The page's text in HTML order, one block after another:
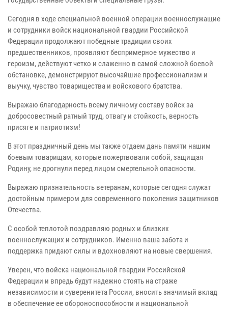
Сегодня в ходе специальной военной операции военнослужащие
и сотрудники войск национальной гвардии Российской
Федерации продолжают победные традиции своих
предшественников, проявляют беспримерное мужество и
героизм, действуют четко и слаженно в самой сложной боевой
обстановке, демонстрируют высочайшие профессионализм и
выучку, чувство товарищества и войскового братства.
Выражаю благодарность всему личному составу войск за
добросовестный ратный труд, отвагу и стойкость, верность
присяге и патриотизм!
В этот праздничный день мы также отдаем дань памяти нашим
боевым товарищам, которые пожертвовали собой, защищая
Родину, не дрогнули перед лицом смертельной опасности.
Выражаю признательность ветеранам, которые сегодня служат
достойным примером для современного поколения защитников
Отечества.
С особой теплотой поздравляю родных и близких
военнослужащих и сотрудников. Именно ваша забота и
поддержка придают силы и вдохновляют на новые свершения.
Уверен, что войска национальной гвардии Российской
Федерации и впредь будут надежно стоять на страже
независимости и суверенитета России, вносить значимый вклад
в обеспечение ее обороноспособности и национальной